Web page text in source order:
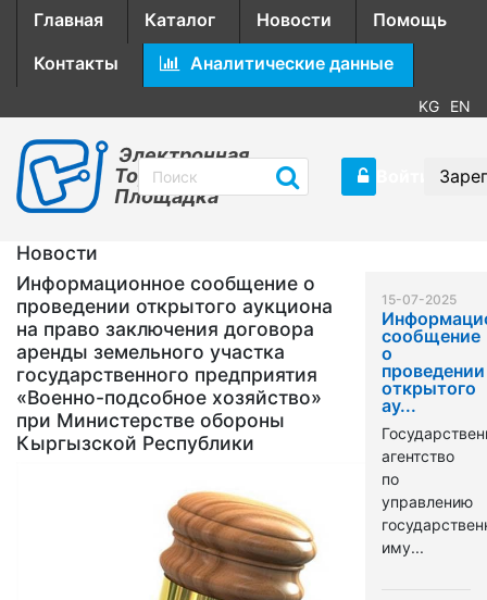
Главная Каталог Новости
Помощь
Контакты
Аналитические данные
KG EN
Электронная
Торговая
Площадка
Новости
Информационное сообщение о
проведении открытого аукциона
на право заключения договора
аренды земельного участка
государственного предприятия
«Военно-подсобное хозяйство»
при Министерстве обороны
Кыргызской Республики
15-07-2025
сообщение
о
проведении
открытого
ау...
агентство
по
управлению
иму...